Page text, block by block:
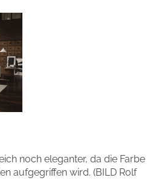
noch eleganter, da die Farbe
aufgegriffen wird. (BILD Rolf